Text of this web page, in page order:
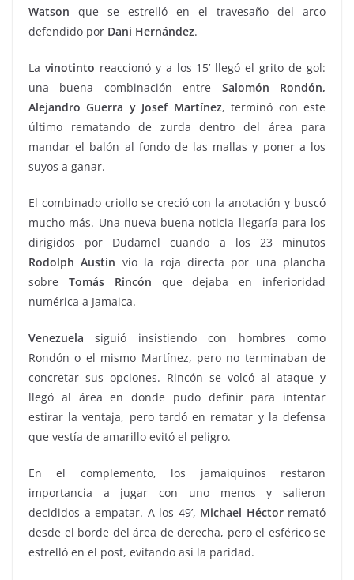
Watson que se estrelló en el travesaño del arco
defendido por Dani Hernández.
La vinotinto reaccionó y a los 15’ llegó el grito de gol:
una buena combinación entre Salomón Rondón,
Alejandro Guerra y Josef Martínez, terminó con este
último rematando de zurda dentro del área para
mandar el balón al fondo de las mallas y poner a los
suyos a ganar.
El combinado criollo se creció con la anotación y buscó
mucho más. Una nueva buena noticia llegaría para los
dirigidos por Dudamel cuando a los 23 minutos
Rodolph Austin vio la roja directa por una plancha
sobre Tomás Rincón que dejaba en inferioridad
numérica a Jamaica.
Venezuela siguió insistiendo con hombres como
Rondón o el mismo Martínez, pero no terminaban de
concretar sus opciones. Rincón se volcó al ataque y
llegó al área en donde pudo definir para intentar
estirar la ventaja, pero tardó en rematar y la defensa
que vestía de amarillo evitó el peligro.
En el complemento, los jamaiquinos restaron
importancia a jugar con uno menos y salieron
decididos a empatar. A los 49’, Michael Héctorremató
desde el borde del área de derecha, pero el esférico se
estrelló en el post, evitando así la paridad.